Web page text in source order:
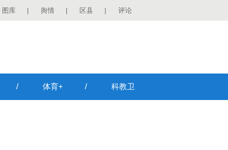
图库 | 舆情 | 区县 | 评论
/ 体育+ / 科教卫